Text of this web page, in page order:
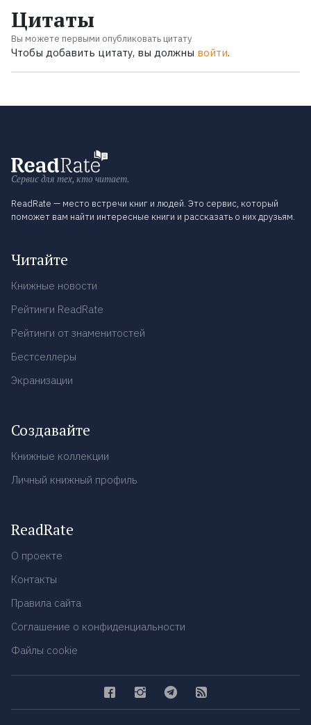
Цитаты
Вы можете первыми опубликовать цитату
Чтобы добавить цитату, вы должны войти.
Сервис для тех, кто читает.
ReadRate — место встречи книг и людей. Это сервис, который
поможет вам найти интересные книги и рассказать о них друзьям.
Читайте
Книжные новости
Рейтинги ReadRate
Рейтинги от знаменитостей
Бестселлеры
Экранизации
Создавайте
Книжные коллекции
Личный книжный профиль
ReadRate
О проекте
Контакты
Правила сайта
Соглашение о конфиденциальности
Файлы cookie